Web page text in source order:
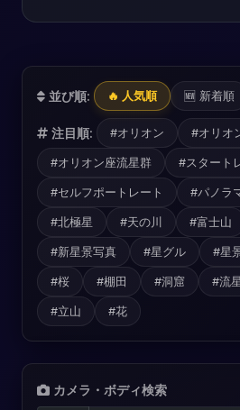
並び順: 🔥 人気順 🆕 新着順
注目順: #オリオン #オリオ
#オリオン座流星群 #スタート
#セルフポートレート #パノラ
#北極星 #天の川 #富士山
#新星景写真 #星グル #星
#桜 #棚田 #洞窟 #流
#立山 #花
カメラ・ボディ検索